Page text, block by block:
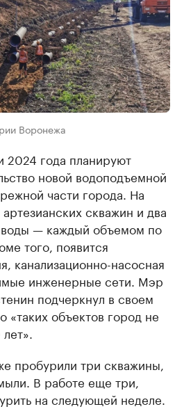
Воронежа
2024 года планируют
новой водоподъемной
части города. На
скважин и два
воды — каждый объемом по
того, появится
канализационно-насосная
инженерные сети. Мэр
подчеркнул в своем
«таких объектов город не
пробурили три скважины,
В работе еще три,
на следующей неделе.